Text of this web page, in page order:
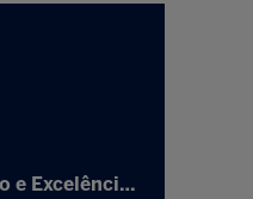
Anatomic Inovação e Excelência na Área da Saúde